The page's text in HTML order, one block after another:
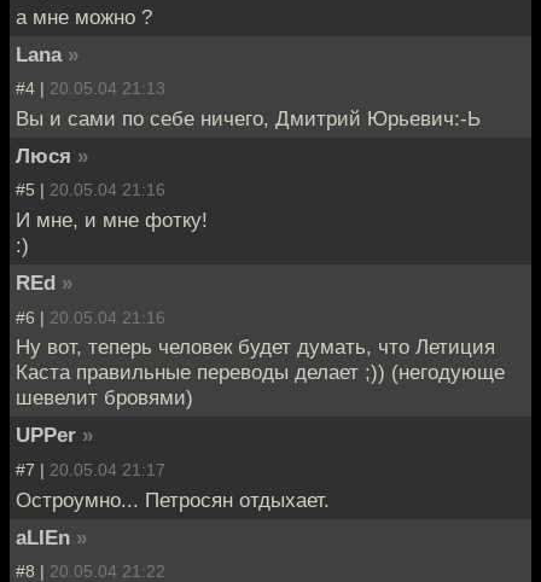
а мне можно ?
Lana »
#4 | 20.05.04 21:13
Вы и сами по себе ничего, Дмитрий Юрьевич:-Ь
Люся »
#5 | 20.05.04 21:16
И мне, и мне фотку!
:)
REd »
#6 | 20.05.04 21:16
Ну вот, теперь человек будет думать, что Летиция
Каста правильные переводы делает ;)) (негодующе
шевелит бровями)
UPPer »
#7 | 20.05.04 21:17
Остроумно... Петросян отдыхает.
aLIEn »
#8 | 20.05.04 21:22